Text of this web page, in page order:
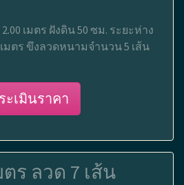
เมตร ฝังดิน 50 ซม. ระยะห่าง
เมตร ขึงลวดหนามจำนวน 5 เส้น
เมินราคา
ตร ลวด 7 เส้น